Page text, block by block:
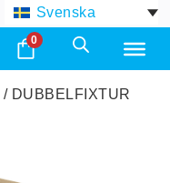
Svenska
0
/ DUBBELFIXTUR